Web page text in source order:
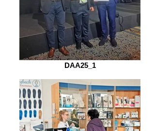
DAA25_1